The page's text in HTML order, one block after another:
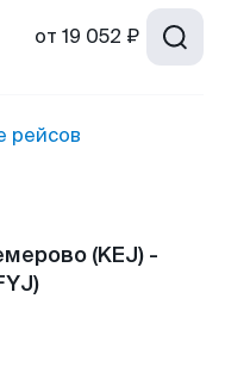
от 19 052 ₽
рейсов
(KEJ) -